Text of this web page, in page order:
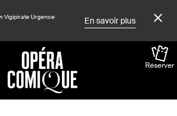
Vigipirate Urgence
En savoir plus
Réserver